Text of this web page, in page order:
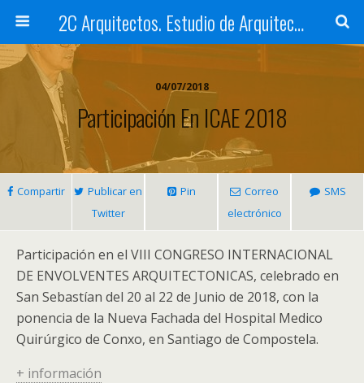
2C Arquitectos. Estudio de Arquitectura en Santiago de Compostela
04/07/2018
Participación En ICAE 2018
Compartir
Publicar en
Twitter
Pin
Correo
electrónico
SMS
Participación en el VIII CONGRESO INTERNACIONAL
DE ENVOLVENTES ARQUITECTONICAS, celebrado en
San Sebastían del 20 al 22 de Junio de 2018, con la
ponencia de la Nueva Fachada del Hospital Medico
Quirúrgico de Conxo, en Santiago de Compostela.
+ información